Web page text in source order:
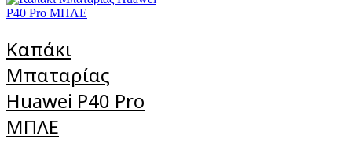
Καπάκι
Μπαταρίας
Huawei P40 Pro
ΜΠΛΕ